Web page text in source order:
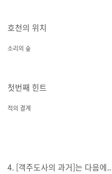
호천의 위치
소리의 숲
첫번째 힌트
적의 결계
4. [객주도사의 과거]는 다음에..